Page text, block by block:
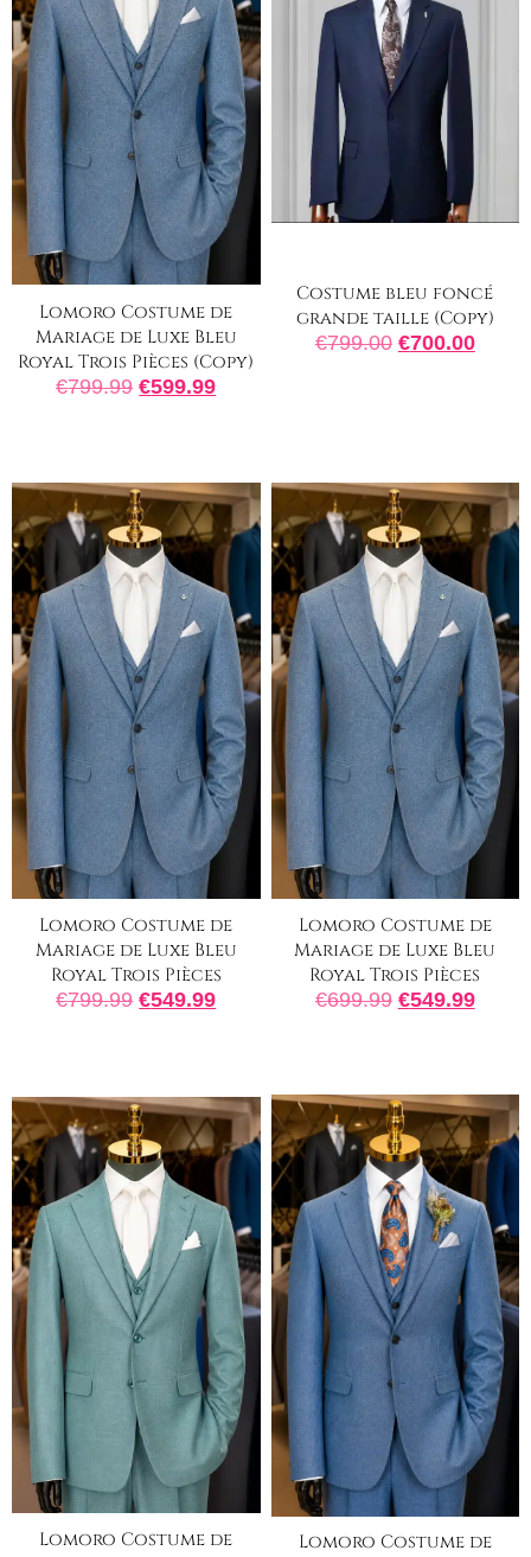
Lomoro Costume de
Mariage de Luxe Bleu
Royal Trois Pièces (Copy)
€799.99 €599.99
Costume bleu foncé
grande taille (Copy)
€799.00 €700.00
Lomoro Costume de
Mariage de Luxe Bleu
Royal Trois Pièces
€799.99 €549.99
Lomoro Costume de
Mariage de Luxe Bleu
Royal Trois Pièces
€699.99 €549.99
Lomoro Costume de
Lomoro Costume de